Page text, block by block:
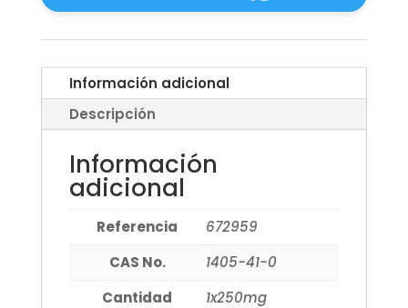
Información adicional
Descripción
Información
adicional
Referencia
672959
CAS No.
1405-41-0
Cantidad
1x250mg